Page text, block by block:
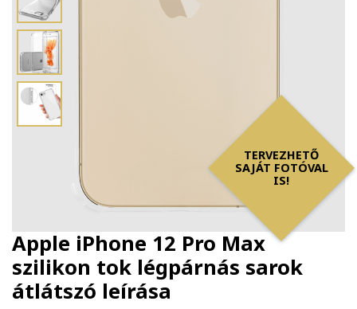
TERVEZHETŐ
SAJÁT FOTÓVAL
IS!
Apple iPhone 12 Pro Max
szilikon tok légpárnás sarok
átlátszó leírása